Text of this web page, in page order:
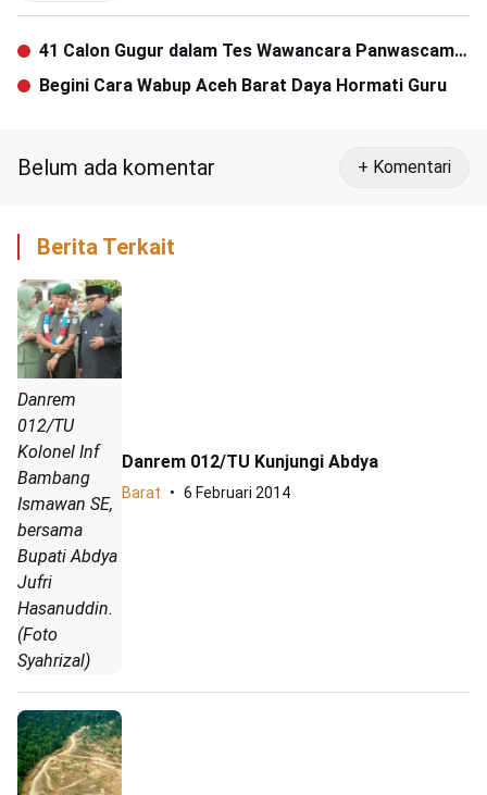
41 Calon Gugur dalam Tes Wawancara Panwascam
Aceh Barat
Begini Cara Wabup Aceh Barat Daya Hormati Guru
Belum ada komentar + Komentari
Berita Terkait
Danrem
012/TU
Kolonel Inf
Bambang
Ismawan SE,
bersama
Bupati Abdya
Jufri
Hasanuddin.
(Foto
Syahrizal)
Danrem 012/TU Kunjungi Abdya
Barat 6 Februari 2014